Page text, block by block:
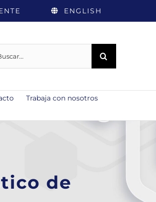
ENGLISH
Trabaja con nosotros
de